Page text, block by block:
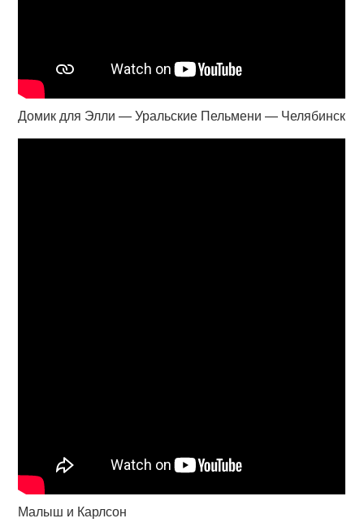
Домик для Элли — Уральские Пельмени — Челябинск
Малыш и Карлсон